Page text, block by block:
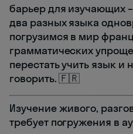
барьер для изучающих
два разных языка
погрузимся в мир
грамматических
перестать учить язык и
говорить. 🇫🇷
Изучение живого,
требует погружения в